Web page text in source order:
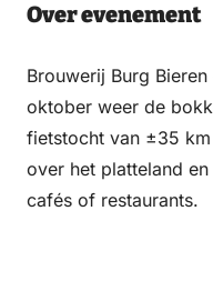
Over evenement
Brouwerij Burg
oktober weer de
fietstocht van ±35
over het platteland
cafés of restaurants.